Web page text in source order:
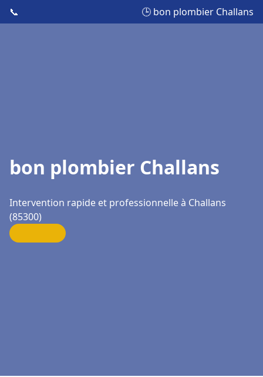
📞 🕒 bon plombier Challans
bon plombier Challans
Intervention rapide et professionnelle à Challans
(85300)